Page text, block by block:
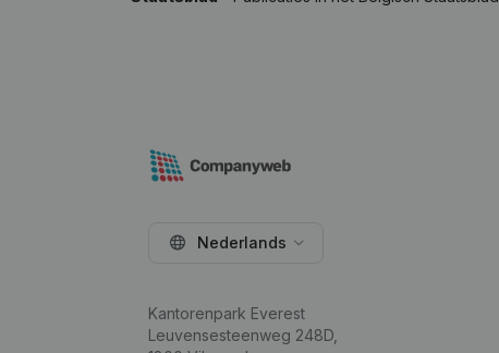
Nederlands
Kantorenpark Everest
Leuvensesteenweg 248D,